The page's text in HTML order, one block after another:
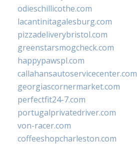
odieschillicothe.com
lacantinitagalesburg.com
pizzadeliverybristol.com
greenstarsmogcheck.com
happypawspl.com
callahansautoservicecenter.com
georgiascornermarket.com
perfectfit24-7.com
portugalprivatedriver.com
von-racer.com
coffeeshopcharleston.com